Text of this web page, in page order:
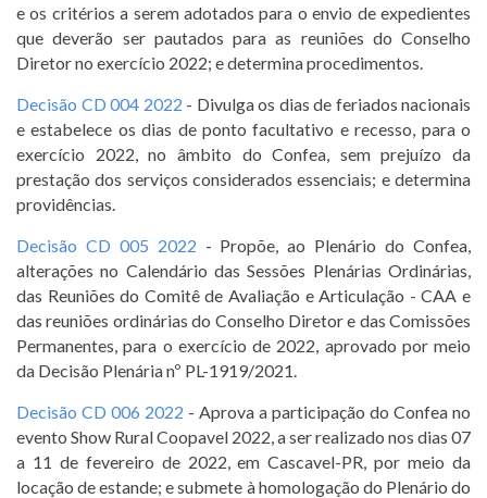
e os critérios a serem adotados para o envio de expedientes
que deverão ser pautados para as reuniões do Conselho
Diretor no exercício 2022; e determina procedimentos.
Decisão CD 004 2022 - Divulga os dias de feriados nacionais
e estabelece os dias de ponto facultativo e recesso, para o
exercício 2022, no âmbito do Confea, sem prejuízo da
prestação dos serviços considerados essenciais; e determina
providências.
Decisão CD 005 2022 - Propõe, ao Plenário do Confea,
alterações no Calendário das Sessões Plenárias Ordinárias,
das Reuniões do Comitê de Avaliação e Articulação - CAA e
das reuniões ordinárias do Conselho Diretor e das Comissões
Permanentes, para o exercício de 2022, aprovado por meio
da Decisão Plenária nº PL-1919/2021.
Decisão CD 006 2022 - Aprova a participação do Confea no
evento Show Rural Coopavel 2022, a ser realizado nos dias 07
a 11 de fevereiro de 2022, em Cascavel-PR, por meio da
locação de estande; e submete à homologação do Plenário do